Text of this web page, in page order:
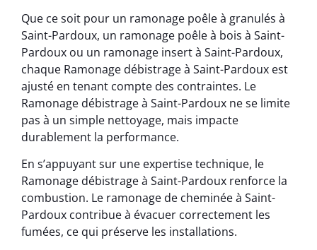
Que ce soit pour un ramonage poêle à granulés à
Saint-Pardoux, un ramonage poêle à bois à Saint-
Pardoux ou un ramonage insert à Saint-Pardoux,
chaque Ramonage débistrage à Saint-Pardoux est
ajusté en tenant compte des contraintes. Le
Ramonage débistrage à Saint-Pardoux ne se limite
pas à un simple nettoyage, mais impacte
durablement la performance.
En s’appuyant sur une expertise technique, le
Ramonage débistrage à Saint-Pardoux renforce la
combustion. Le ramonage de cheminée à Saint-
Pardoux contribue à évacuer correctement les
fumées, ce qui préserve les installations.